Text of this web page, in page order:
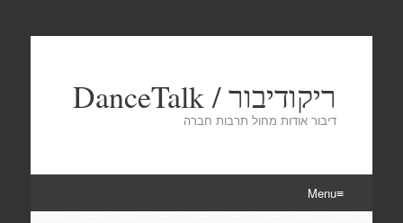
ריקודיבור / DanceTalk
דיבור אודות מחול תרבות חברה
Menu